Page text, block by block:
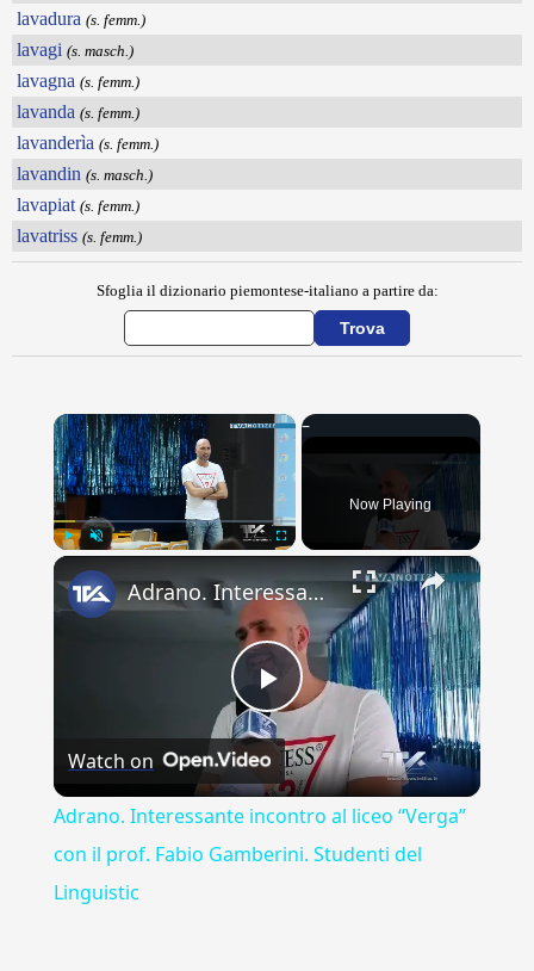
lavadura (s. femm.)
lavagi (s. masch.)
lavagna (s. femm.)
lavanda (s. femm.)
lavanderìa (s. femm.)
lavandin (s. masch.)
lavapiat (s. femm.)
lavatriss (s. femm.)
Sfoglia il dizionario piemontese-italiano a partire da:
×
Now Playing
×
Play
Video
Adrano. Interessante incontro al liceo “Verga” con il prof. Fabio Gamberini. Studenti del Linguistic
Watch on
Adrano. Interessante incontro al liceo “Verga”
con il prof. Fabio Gamberini. Studenti del
Linguistic